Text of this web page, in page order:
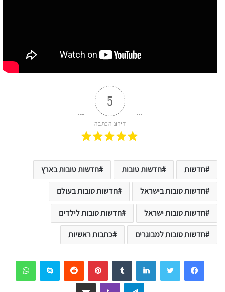
5
דירוג הכתבה
חדשות חדשות טובות חדשות טובות בארץ
חדשות טובות בישראל חדשות טובות בעולם
חדשות טובות ישראל חדשות טובות לילדים
חדשות טובות למבוגרים כתבות ראשיות
LinkedIn
Tumblr
Pinterest
Reddit
Skype
Telegram
Viber שיתוף דרך המייל